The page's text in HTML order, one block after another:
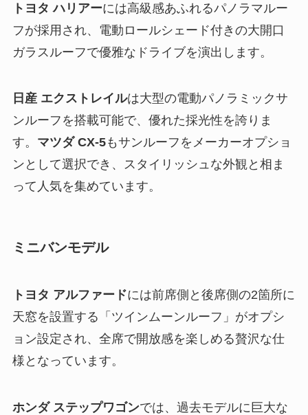
トヨタ ハリアーには高級感あふれるパノラマルー
フが採用され、電動ロールシェード付きの大開口
ガラスルーフで優雅なドライブを演出します。
日産 エクストレイルは大型の電動パノラミックサ
ンルーフを搭載可能で、優れた採光性を誇りま
す。 マツダ CX-5もサンルーフをメーカーオプショ
ンとして選択でき、スタイリッシュな外観と相ま
って人気を集めています。
ミニバンモデル
トヨタ アルファードには前席側と後席側の2箇所に
天窓を設置する「ツインムーンルーフ」がオプシ
ョン設定され、全席で開放感を楽しめる贅沢な仕
様となっています。
ホンダ ステップワゴンでは、過去モデルに巨大な